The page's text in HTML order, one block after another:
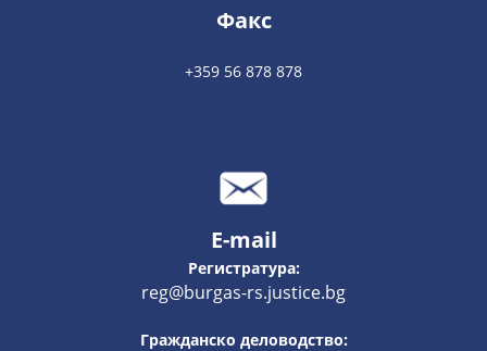
Факс
+359 56 878 878
E-mail
Регистратура:
reg@burgas-rs.justice.bg
Гражданско деловодство: